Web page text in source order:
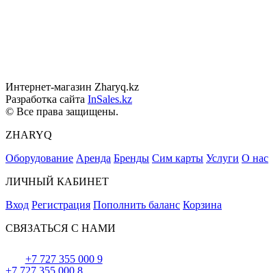
Интернет-магазин Zharyq.kz
Разработка сайта InSales.kz
© Все права защищены.
ZHARYQ
Оборудование Аренда Бренды Сим карты Услуги О нас
ЛИЧНЫЙ КАБИНЕТ
Вход Регистрация Пополнить баланс Корзина
СВЯЗАТЬСЯ С НАМИ
+7 727 355 000 9